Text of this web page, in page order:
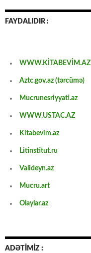
FAYDALIDIR :
WWW.KİTABEVİM.AZ
Aztc.gov.az (tərcümə)
Mucrunesriyyati.az
WWW.USTAC.AZ
Kitabevim.az
Litinstitut.ru
Valideyn.az
Mucru.art
Olaylar.az
ADƏTİMİZ :